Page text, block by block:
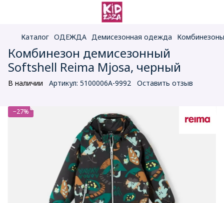
Каталог ОДЕЖДА Демисезонная одежда
Комбинезон демисезонный
Softshell Reima Mjosa, черный
В наличии Артикул: 5100006A-9992 Оставить отзыв
−27%